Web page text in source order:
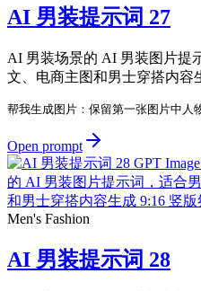
AI 男装提示词 27
AI 男装场景的 AI 男装图片提
文、电商主图和男士穿搭内容
帮我生成图片：保留第一张图片中
Open prompt
Men's Fashion
AI 男装提示词 28